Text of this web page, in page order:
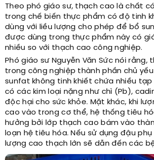
Theo phó giáo sư, thạch cao là chất
trong chế biến thực phẩm có độ tinh
dùng với liều lượng cho phép để bổ
được dùng trong thực phẩm này có
nhiều so với thạch cao công nghiệp.
Phó giáo sư Nguyễn Văn Sức nói rằng,
trong công nghiệp thành phần chủ yếu
sunfat không tinh khiết chứa nhiều
có các kim loại nặng như chì (Pb),
độc hại cho sức khỏe. Mặt khác, khi
cao vào trong cơ thể, hệ thống tiêu
hưởng bởi lớp thạch cao bám vào
loạn hệ tiêu hóa. Nếu sử dụng đậu
lượng cao thạch lớn sẽ dẫn đến các